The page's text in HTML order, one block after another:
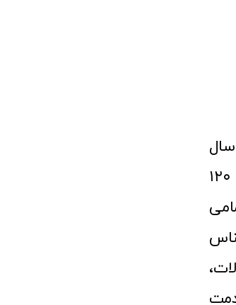
فروشگاه آنلاین ابزار و تجهیزات صنعتی کولیس با افتخار نزدیک به ۱۰ سال
فعالیت در عرصه ابزارآلات و کالاهای صنعتی توانسته مورد اعتماد بیش از ۱۲۰